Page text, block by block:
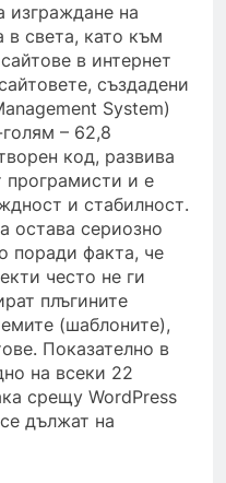
изграждане на
в света, като към
в интернет
създадени
System)
– 62,8
код, развива
програмисти и е
и стабилност.
остава сериозно
поради факта, че
често не ги
плъгините
(шаблоните),
Показателно в
на всеки 22
срещу WordPress
дължат на